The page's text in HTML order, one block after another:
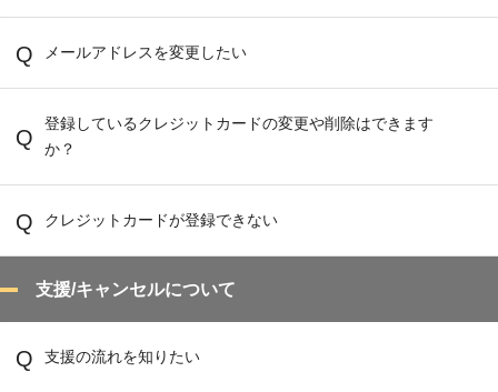
メールアドレスを変更したい
登録しているクレジットカードの変更や削除はできます
か？
クレジットカードが登録できない
支援/キャンセルについて
支援の流れを知りたい